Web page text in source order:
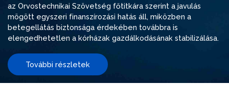
az Orvostechnikai Szövetség főtitkára szerint a javulás
mögött egyszeri finanszírozási hatás áll, miközben a
betegellátás biztonsága érdekében továbbra is
elengedhetetlen a kórházak gazdálkodásának stabilizálása.
További részletek